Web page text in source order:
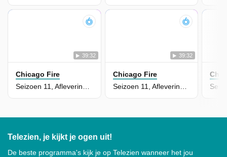
39:32
Chicago Fire
39:32
Chicago Fire
Telezien, je kijkt je ogen uit!
De beste programma's kijk je op Telezien wanneer het jou